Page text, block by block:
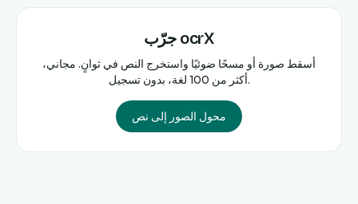
جرّب ocrX
أسقط صورة أو مسحًا ضوئيًا واستخرج النص في ثوانٍ. مجاني،
أكثر من 100 لغة، بدون تسجيل.
محول الصور إلى نص